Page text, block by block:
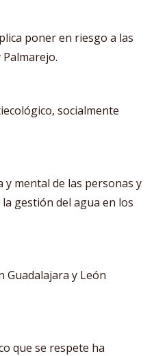
poner en riesgo a las
socialmente
y mental de las personas y
gestión del agua en los
Guadalajara y León
que se respete ha